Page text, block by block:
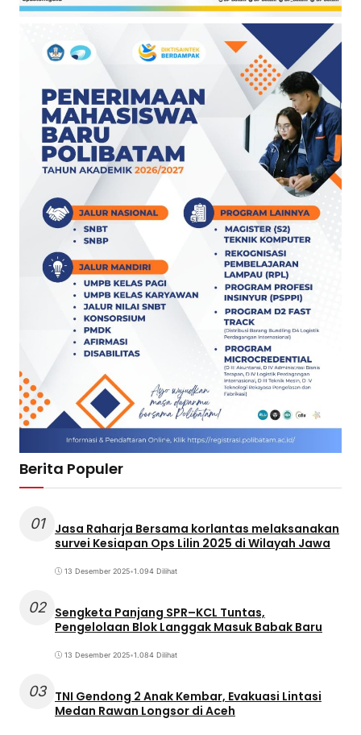
Berita Populer
01
Jasa Raharja Bersama korlantas melaksanakan
survei Kesiapan Ops Lilin 2025 di Wilayah Jawa
13 Desember 2025•1.094 Dilihat
02 Sengketa Panjang SPR–KCL Tuntas,
Pengelolaan Blok Langgak Masuk Babak Baru
13 Desember 2025•1.084 Dilihat
03 TNI Gendong 2 Anak Kembar, Evakuasi Lintasi
Medan Rawan Longsor di Aceh